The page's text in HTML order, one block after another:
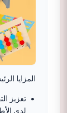
المزايا
تعزيز
لدى